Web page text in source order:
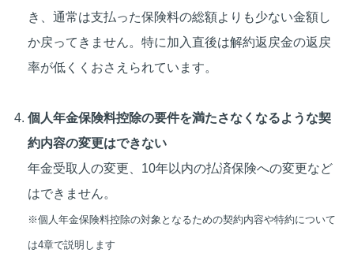
き、通常は支払った保険料の総額よりも少ない金額し
か戻ってきません。特に加入直後は解約返戻金の返戻
率が低くくおさえられています。
個人年金保険料控除の要件を満たさなくなるような契
約内容の変更はできない
年金受取人の変更、10年以内の払済保険への変更など
はできません。
※個人年金保険料控除の対象となるための契約内容や特約について
は4章で説明します